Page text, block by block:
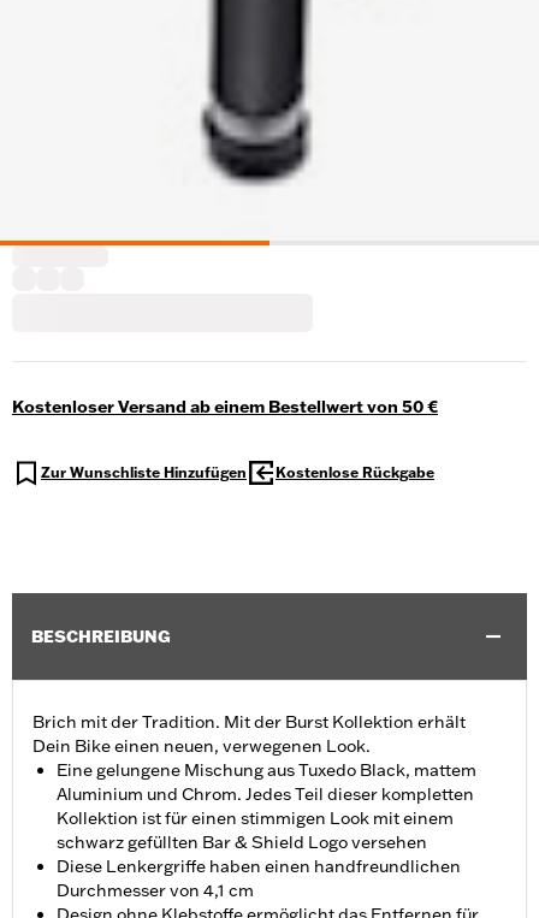
Kostenloser Versand ab einem Bestellwert von 50 €
Zur Wunschliste Hinzufügen Kostenlose Rückgabe
BESCHREIBUNG
Brich mit der Tradition. Mit der Burst Kollektion erhält
Dein Bike einen neuen, verwegenen Look.
Eine gelungene Mischung aus Tuxedo Black, mattem
Aluminium und Chrom. Jedes Teil dieser kompletten
Kollektion ist für einen stimmigen Look mit einem
schwarz gefüllten Bar & Shield Logo versehen
Diese Lenkergriffe haben einen handfreundlichen
Durchmesser von 4,1 cm